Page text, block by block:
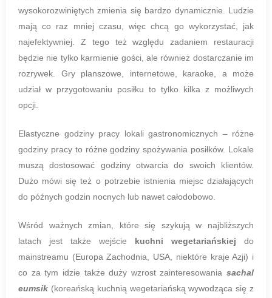
wysokorozwiniętych zmienia się bardzo dynamicznie. Ludzie
mają co raz mniej czasu, więc chcą go wykorzystać, jak
najefektywniej. Z tego też względu zadaniem restauracji
będzie nie tylko karmienie gości, ale również dostarczanie im
rozrywek. Gry planszowe, internetowe, karaoke, a może
udział w przygotowaniu posiłku to tylko kilka z możliwych
opcji.
Elastyczne godziny pracy lokali gastronomicznych – różne
godziny pracy to różne godziny spożywania posiłków. Lokale
muszą dostosować godziny otwarcia do swoich klientów.
Dużo mówi się też o potrzebie istnienia miejsc działających
do późnych godzin nocnych lub nawet całodobowo.
Wśród ważnych zmian, które się szykują w najbliższych
latach jest także wejście kuchni wegetariańskiej do
mainstreamu (Europa Zachodnia, USA, niektóre kraje Azji) i
co za tym idzie także duży wzrost zainteresowania sachal
eumsik (koreańską kuchnią wegetariańską wywodząca się z